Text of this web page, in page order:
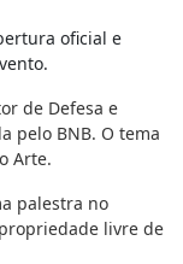
oficial e
de Defesa e
pelo BNB. O tema
Arte.
palestra no
livre de